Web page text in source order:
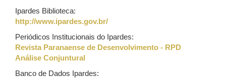
Ipardes Biblioteca:
http://www.ipardes.gov.br/
Periódicos Institucionais do Ipardes:
Revista Paranaense de Desenvolvimento - RPD
Análise Conjuntural
Banco de Dados Ipardes: